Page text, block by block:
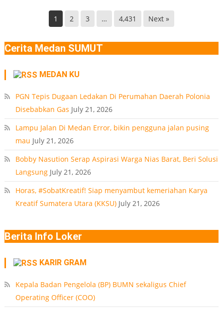
Ledakan
Rumah
Medan
1 2 3 … 4,431 Next »
Cerita Medan SUMUT
MEDAN KU
PGN Tepis Dugaan Ledakan Di Perumahan Daerah Polonia
Disebabkan Gas July 21, 2026
Lampu Jalan Di Medan Error, bikin pengguna jalan pusing
mau July 21, 2026
Bobby Nasution Serap Aspirasi Warga Nias Barat, Beri Solusi
Langsung July 21, 2026
Horas, #SobatKreatif! Siap menyambut kemeriahan Karya
Kreatif Sumatera Utara (KKSU) July 21, 2026
Berita Info Loker
KARIR GRAM
Kepala Badan Pengelola (BP) BUMN sekaligus Chief
Operating Officer (COO)